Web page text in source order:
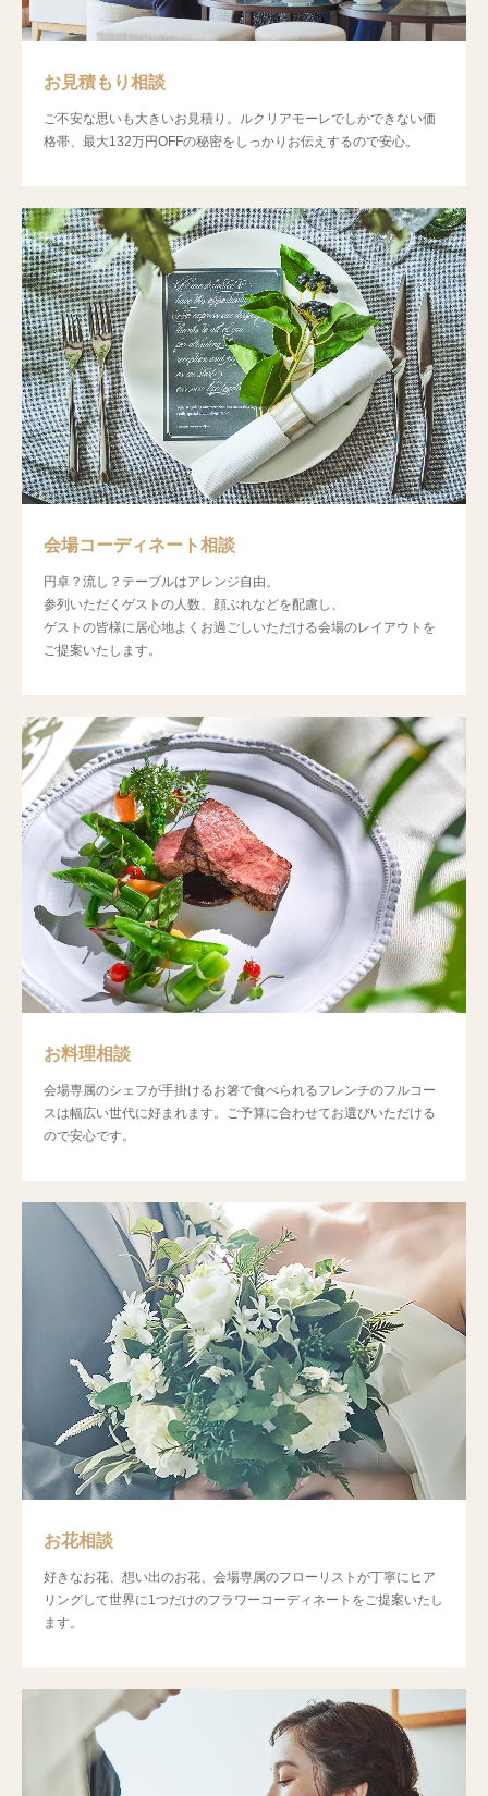
お見積もり相談
ご不安な思いも大きいお見積り。ルクリアモーレでしかできない価
格帯、最大132万円OFFの秘密をしっかりお伝えするので安心。
会場コーディネート相談
円卓？流し？テーブルはアレンジ自由。
参列いただくゲストの人数、顔ぶれなどを配慮し、
ゲストの皆様に居心地よくお過ごしいただける会場のレイアウトを
ご提案いたします。
お料理相談
会場専属のシェフが手掛けるお箸で食べられるフレンチのフルコー
スは幅広い世代に好まれます。ご予算に合わせてお選びいただける
ので安心です。
お花相談
好きなお花、想い出のお花、会場専属のフローリストが丁寧にヒア
リングして世界に1つだけのフラワーコーディネートをご提案いたし
ます。